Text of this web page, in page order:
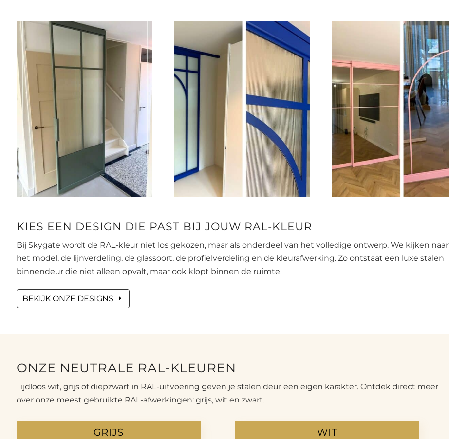
KIES EEN DESIGN DIE PAST BIJ JOUW RAL-KLEUR
Bij Skygate wordt de RAL-kleur niet los gekozen, maar als onderdeel van het volledige ontwerp. We kijken naar
het model, de lijnverdeling, de glassoort, de profielverdeling en de kleurafwerking. Zo ontstaat een luxe stalen
binnendeur die niet alleen opvalt, maar ook klopt binnen de ruimte.
BEKIJK ONZE DESIGNS
ONZE NEUTRALE RAL-KLEUREN
Tijdloos wit, grijs of diepzwart in RAL-uitvoering geven je stalen deur een eigen karakter. Ontdek direct meer
over onze meest gebruikte RAL-afwerkingen: grijs, wit en zwart.
GRIJS WIT